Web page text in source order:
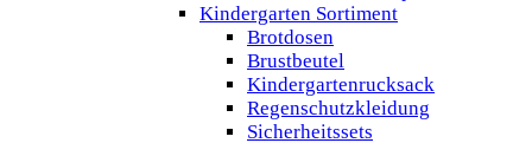
Kindergarten Sortiment
Brotdosen
Brustbeutel
Kindergartenrucksack
Regenschutzkleidung
Sicherheitssets